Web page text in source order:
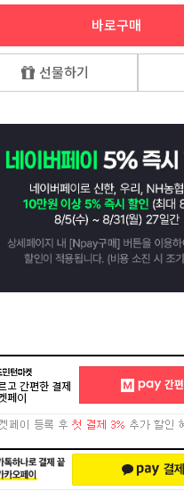
바로구매
선물하기